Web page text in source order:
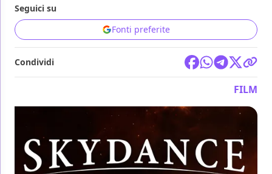
Seguici su
Fonti preferite
Condividi
FILM